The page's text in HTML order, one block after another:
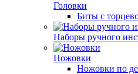
Головки
Биты с
Наборы ручного
Ножовки
Ножовки по